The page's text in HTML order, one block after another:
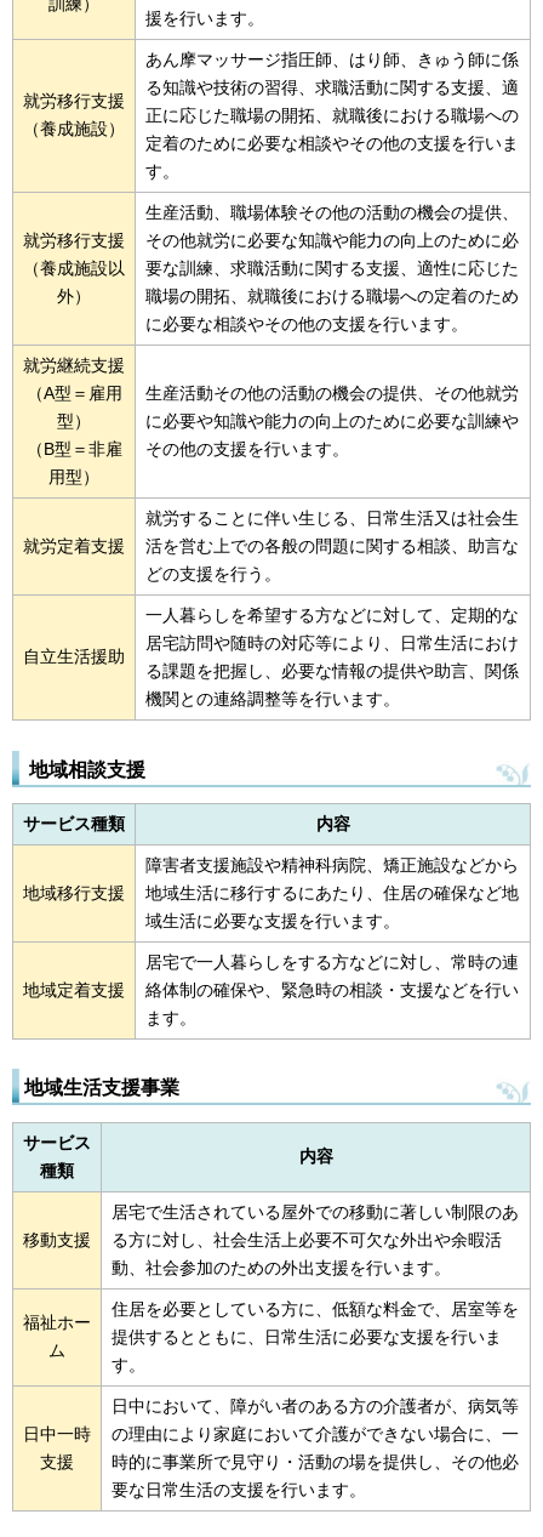
援を行います。
就労移行支援
（養成施設）
あん摩マッサージ指圧師、はり師、きゅう師に係
る知識や技術の習得、求職活動に関する支援、適
正に応じた職場の開拓、就職後における職場への
定着のために必要な相談やその他の支援を行いま
す。
就労移行支援
（養成施設以
外）
生産活動、職場体験その他の活動の機会の提供、
その他就労に必要な知識や能力の向上のために必
要な訓練、求職活動に関する支援、適性に応じた
職場の開拓、就職後における職場への定着のため
に必要な相談やその他の支援を行います。
就労継続支援
（A型＝雇用
型）
（B型＝非雇
用型）
生産活動その他の活動の機会の提供、その他就労
に必要や知識や能力の向上のために必要な訓練や
その他の支援を行います。
就労定着支援
就労することに伴い生じる、日常生活又は社会生
活を営む上での各般の問題に関する相談、助言な
どの支援を行う。
自立生活援助
一人暮らしを希望する方などに対して、定期的な
居宅訪問や随時の対応等により、日常生活におけ
る課題を把握し、必要な情報の提供や助言、関係
機関との連絡調整等を行います。
地域相談支援
サービス種類 内容
地域移行支援
障害者支援施設や精神科病院、矯正施設などから
地域生活に移行するにあたり、住居の確保など地
域生活に必要な支援を行います。
地域定着支援
居宅で一人暮らしをする方などに対し、常時の連
絡体制の確保や、緊急時の相談・支援などを行い
ます。
地域生活支援事業
サービス
種類
内容
移動支援
居宅で生活されている屋外での移動に著しい制限のあ
る方に対し、社会生活上必要不可欠な外出や余暇活
動、社会参加のための外出支援を行います。
福祉ホー
ム
住居を必要としている方に、低額な料金で、居室等を
提供するとともに、日常生活に必要な支援を行いま
す。
日中一時
支援
日中において、障がい者のある方の介護者が、病気等
の理由により家庭において介護ができない場合に、一
時的に事業所で見守り・活動の場を提供し、その他必
要な日常生活の支援を行います。